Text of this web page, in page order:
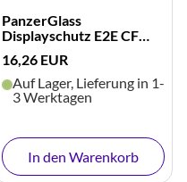
PanzerGlass
Displayschutz E2E CF
16,26 EUR
Auf Lager, Lieferung in 1-
3 Werktagen
In den Warenkorb